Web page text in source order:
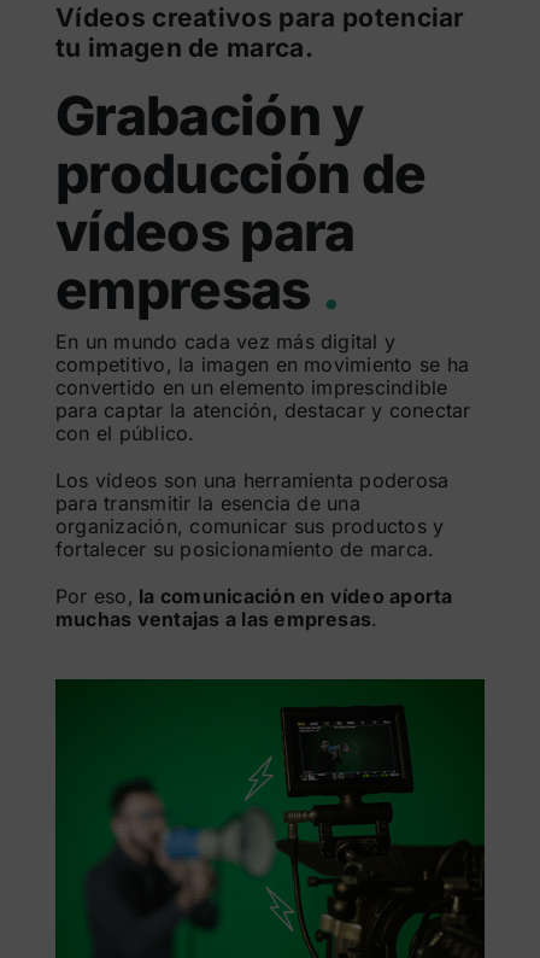
Vídeos creativos para potenciar
tu imagen de marca.
Grabación y
producción de
vídeos para
empresas .
En un mundo cada vez más digital y
competitivo, la imagen en movimiento se ha
convertido en un elemento imprescindible
para captar la atención, destacar y conectar
con el público.
Los vídeos son una herramienta poderosa
para transmitir la esencia de una
organización, comunicar sus productos y
fortalecer su posicionamiento de marca.
Por eso, la comunicación en vídeo aporta
muchas ventajas a las empresas.